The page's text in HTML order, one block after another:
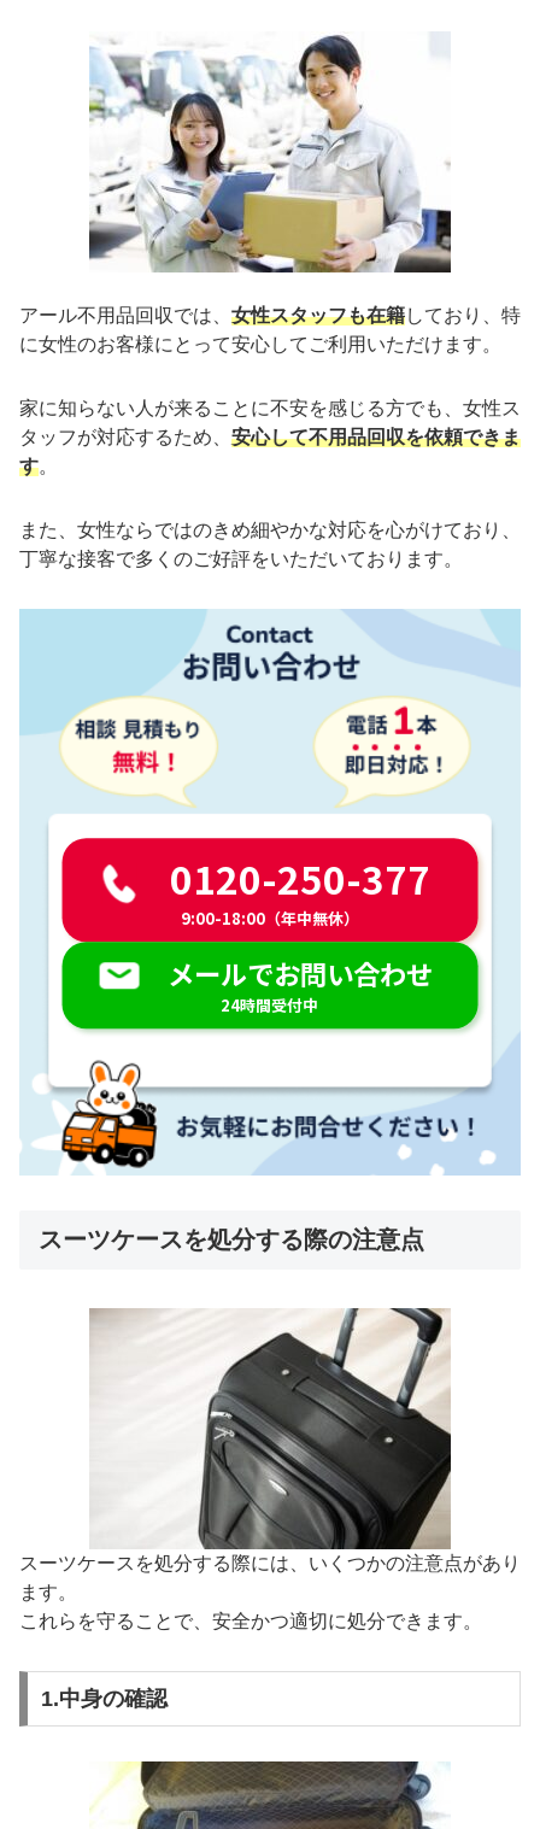
アール不用品回収では、 女性スタッフも在籍しており、特
に女性のお客様にとって安心してご利用いただけます。
家に知らない人が来ることに不安を感じる方でも、女性ス
タッフが対応するため、 安心して不用品回収を依頼できま
す。
また、女性ならではのきめ細やかな対応を心がけており、
丁寧な接客で多くのご好評をいただいております。
0120-250-377
9:00-18:00（年中無休）
メールでお問い合わせ
24時間受付中
スーツケースを処分する際の注意点
スーツケースを処分する際には、いくつかの注意点があり
ます。
これらを守ることで、安全かつ適切に処分できます。
1.中身の確認